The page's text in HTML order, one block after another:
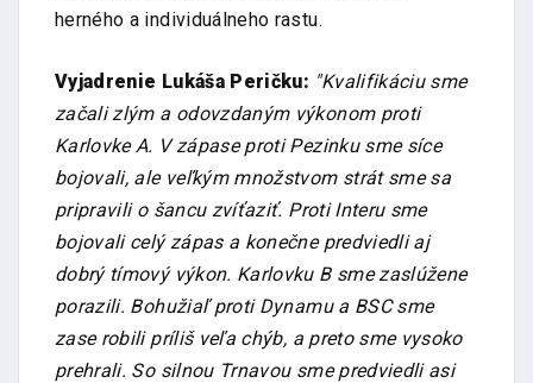
herného a individuálneho rastu.
Vyjadrenie Lukáša Peričku: "Kvalifikáciu sme
začali zlým a odovzdaným výkonom proti
Karlovke A. V zápase proti Pezinku sme síce
bojovali, ale veľkým množstvom strát sme sa
pripravili o šancu zvíťaziť. Proti Interu sme
bojovali celý zápas a konečne predviedli aj
dobrý tímový výkon. Karlovku B sme zaslúžene
porazili. Bohužiaľ proti Dynamu a BSC sme
zase robili príliš veľa chýb, a preto sme vysoko
prehrali. So silnou Trnavou sme predviedli asi